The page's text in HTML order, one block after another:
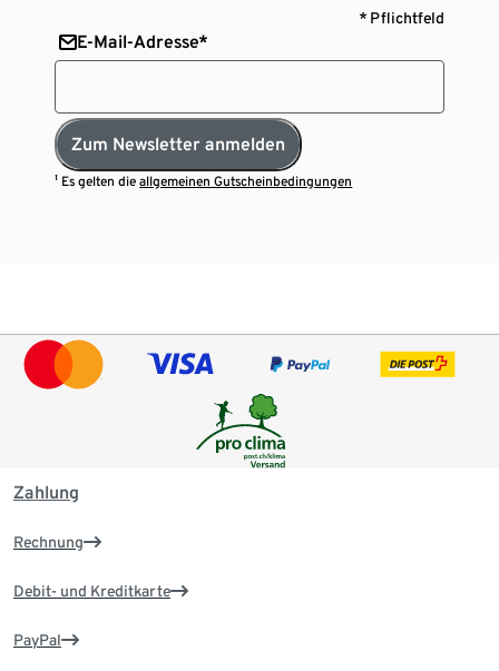
* Pflichtfeld
E-Mail-Adresse*
Zum Newsletter anmelden
¹ Es gelten dieallgemeinen Gutscheinbedingungen
Zahlung
Rechnung
Debit- und Kreditkarte
PayPal